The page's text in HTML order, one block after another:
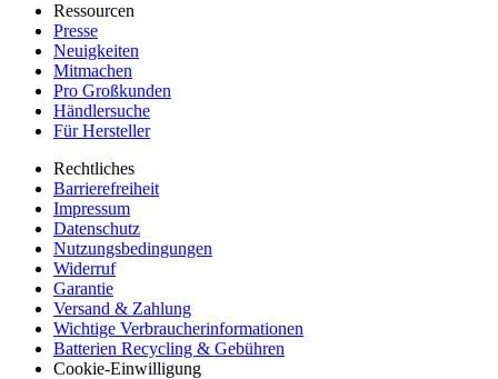
Ressourcen
Presse
Neuigkeiten
Mitmachen
Pro Großkunden
Händlersuche
Für Hersteller
Rechtliches
Barrierefreiheit
Impressum
Datenschutz
Nutzungsbedingungen
Widerruf
Garantie
Versand & Zahlung
Wichtige Verbraucherinformationen
Batterien Recycling & Gebühren
Cookie-Einwilligung